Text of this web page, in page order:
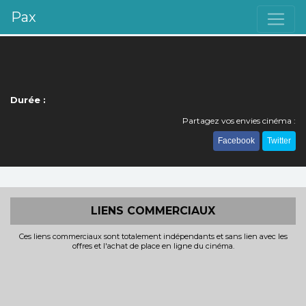
Pax
Durée :
Partagez vos envies cinéma :
Facebook Twitter
LIENS COMMERCIAUX
Ces liens commerciaux sont totalement indépendants et sans lien avec les
offres et l'achat de place en ligne du cinéma.